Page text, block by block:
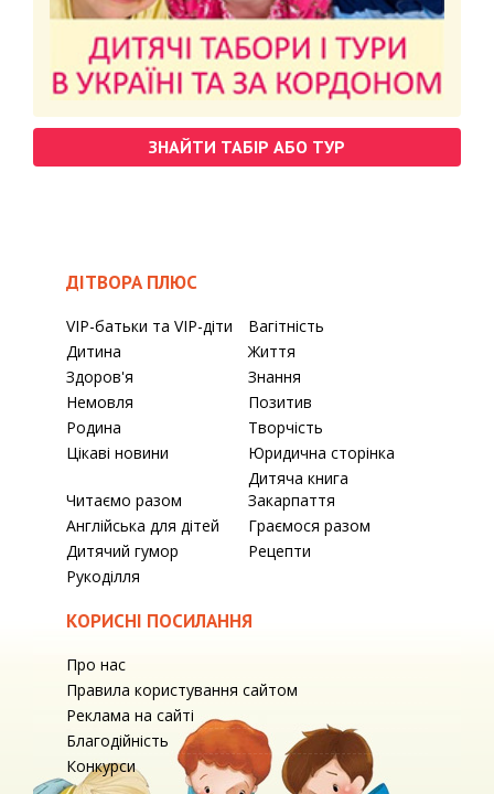
ЗНАЙТИ ТАБІР АБО ТУР
ДІТВОРА ПЛЮС
VIP-батьки та VIP-діти
Вагітність
Дитина
Життя
Здоров'я
Знання
Немовля
Позитив
Родина
Творчість
Цікаві новини
Юридична сторінка
Читаємо разом
Дитяча книга
Закарпаття
Англійська для дітей
Граємося разом
Дитячий гумор
Рецепти
Рукоділля
КОРИСНІ ПОСИЛАННЯ
Про нас
Правила користування сайтом
Реклама на сайті
Благодійність
Конкурси